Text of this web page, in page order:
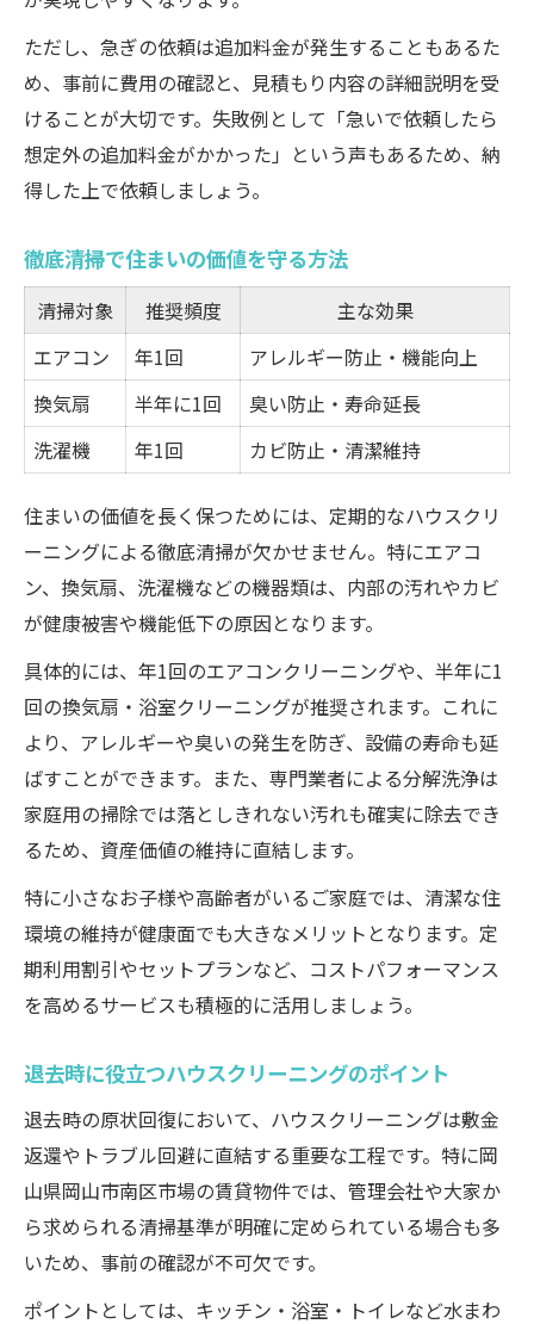
ただし、急ぎの依頼は追加料金が発生することもあるた
め、事前に費用の確認と、見積もり内容の詳細説明を受
けることが大切です。失敗例として「急いで依頼したら
想定外の追加料金がかかった」という声もあるため、納
得した上で依頼しましょう。
徹底清掃で住まいの価値を守る方法
清掃対象 推奨頻度
主な効果
エアコン
年1回
アレルギー防止・機能向上
換気扇
半年に1回
臭い防止・寿命延長
洗濯機
年1回 カビ防止・清潔維持
住まいの価値を長く保つためには、定期的なハウスクリ
ーニングによる徹底清掃が欠かせません。特にエアコ
ン、換気扇、洗濯機などの機器類は、内部の汚れやカビ
が健康被害や機能低下の原因となります。
具体的には、年1回のエアコンクリーニングや、半年に1
回の換気扇・浴室クリーニングが推奨されます。これに
より、アレルギーや臭いの発生を防ぎ、設備の寿命も延
ばすことができます。また、専門業者による分解洗浄は
家庭用の掃除では落としきれない汚れも確実に除去でき
るため、資産価値の維持に直結します。
特に小さなお子様や高齢者がいるご家庭では、清潔な住
環境の維持が健康面でも大きなメリットとなります。定
期利用割引やセットプランなど、コストパフォーマンス
を高めるサービスも積極的に活用しましょう。
退去時に役立つハウスクリーニングのポイント
退去時の原状回復において、ハウスクリーニングは敷金
返還やトラブル回避に直結する重要な工程です。特に岡
山県岡山市南区市場の賃貸物件では、管理会社や大家か
ら求められる清掃基準が明確に定められている場合も多
いため、事前の確認が不可欠です。
ポイントとしては、キッチン・浴室・トイレなど水まわ